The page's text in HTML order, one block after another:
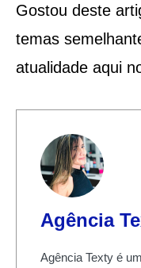
Gostou deste
temas
atualidade aqui
Agência
Agência Texty é